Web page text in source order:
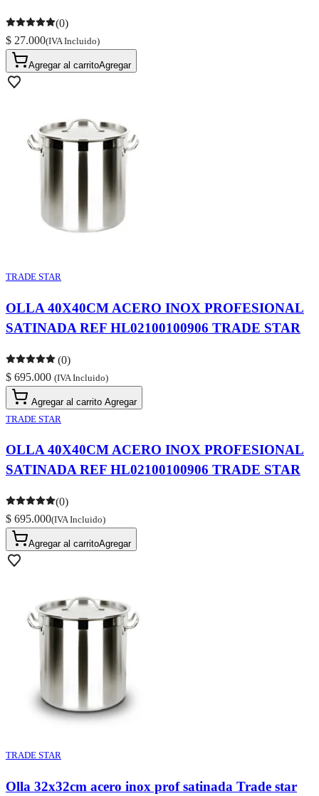
(0)
$ 27.000(IVA Incluido)
Agregar al carritoAgregar
TRADE STAR
OLLA 40X40CM ACERO INOX PROFESIONAL
SATINADA REF HL02100100906 TRADE STAR
(0)
$ 695.000 (IVA Incluido)
Agregar al carrito Agregar
TRADE STAR
OLLA 40X40CM ACERO INOX PROFESIONAL
SATINADA REF HL02100100906 TRADE STAR
(0)
$ 695.000(IVA Incluido)
Agregar al carritoAgregar
TRADE STAR
Olla 32x32cm acero inox prof satinada Trade star